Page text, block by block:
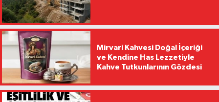
Mirvari Kahvesi Doğal İçeriği
ve Kendine Has Lezzetiyle
Kahve Tutkunlarının Gözdesi